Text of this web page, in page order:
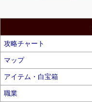
攻略チャート
マップ
アイテム・白宝箱
職業